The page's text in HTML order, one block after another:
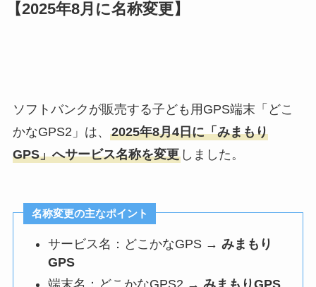
【2025年8月に名称変更】
ソフトバンクが販売する子ども用GPS端末「どこ
かなGPS2」は、 2025年8月4日に「みまもり
GPS」へサービス名称を変更しました。
名称変更の主なポイント
サービス名：どこかなGPS →みまもり
GPS
端末名：どこかなGPS2 →みまもりGPS